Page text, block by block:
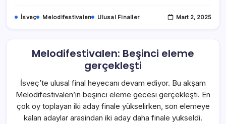
İsveç Melodifestivalen Ulusal Finaller Mart 2, 2025
Melodifestivalen: Beşinci eleme
gerçekleşti
İsveç’te ulusal final heyecanı devam ediyor. Bu akşam
Melodifestivalen’in beşinci eleme gecesi gerçekleşti. En
çok oy toplayan iki aday finale yükselirken, son elemeye
kalan adaylar arasindan iki aday daha finale yukseldi.